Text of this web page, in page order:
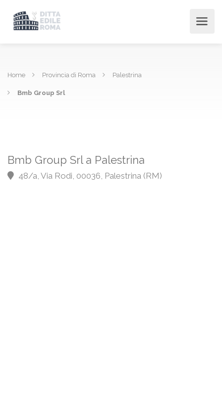
Home Provincia di Roma Palestrina
Bmb Group Srl
Bmb Group Srl a Palestrina
48/a, Via Rodi, 00036, Palestrina (RM)